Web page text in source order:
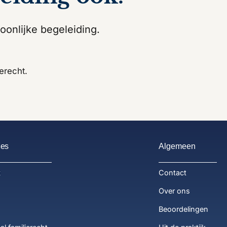
begeleiding.
Algemeen
Contact
Over ons
Beoordelingen